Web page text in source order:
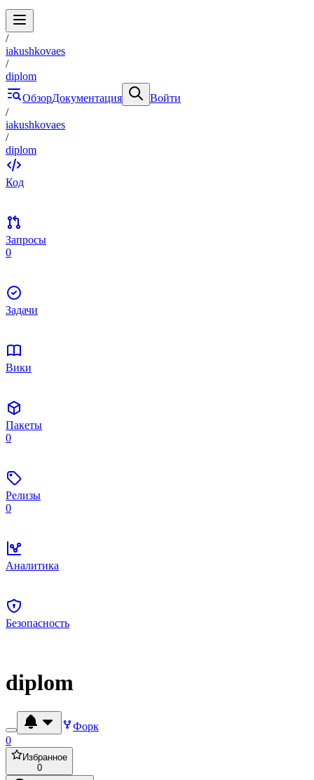
/
iakushkovaes
/
diplom
ОбзорДокументация
Войти
/
iakushkovaes
/
diplom
Код
Запросы
0
Задачи
Вики
Пакеты
0
Релизы
0
Аналитика
Безопасность
diplom
Форк
0
Избранное
0